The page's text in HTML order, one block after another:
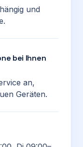
und
bei Ihnen
an,
Geräten.